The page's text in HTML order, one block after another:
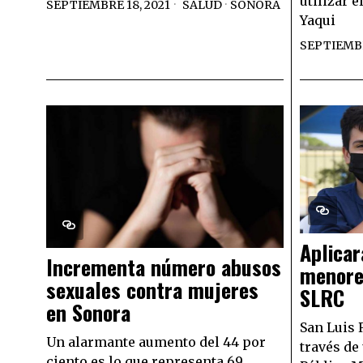
SEPTIEMBRE 18, 2021 SALUD · SONORA
Yaqui
Incrementa número abusos
sexuales contra mujeres
en Sonora
Un alarmante aumento del 44 por
SLRC
San Luis
través de